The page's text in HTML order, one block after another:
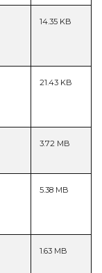
14.35 KB
21.43 KB
3.72 MB
5.38 MB
1.63 MB